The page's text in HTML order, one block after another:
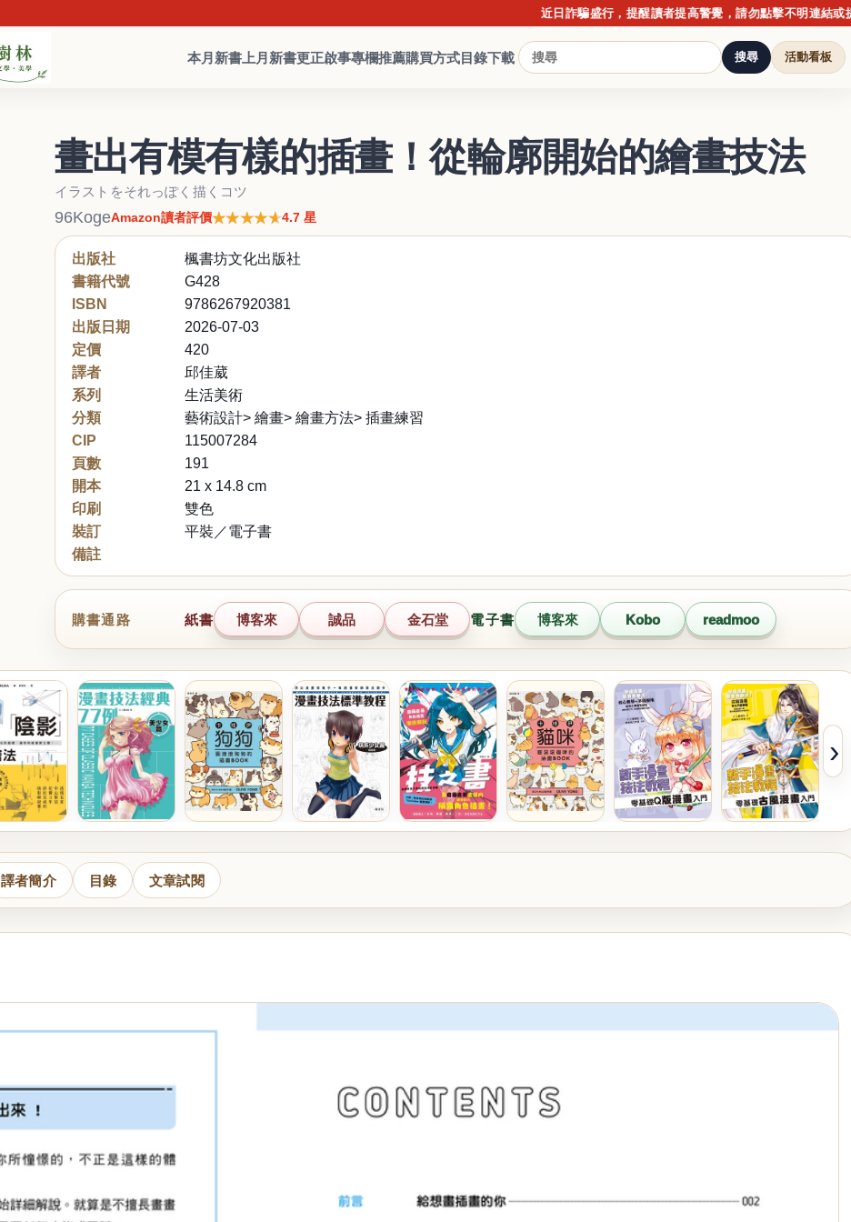
近日詐騙盛行，提醒讀者提高警覺，請勿點擊不明連結或提供
本月新書 上月新書更正啟事專欄推薦購買方式目錄下載 搜尋 活動看板
畫出有模有樣的插畫！從輪廓開始的繪畫技法
イラストをそれっぽく描くコツ
96KogeAmazon讀者評價★★★★★
★★★★★4.7 星
出版社
楓書坊文化出版社
書籍代號
G428
ISBN
9786267920381
出版日期
2026-07-03
定價
420
譯者
邱佳葳
系列
生活美術
分類
藝術設計> 繪畫> 繪畫方法> 插畫練習
CIP
115007284
頁數
191
開本
21 x 14.8 cm
印刷
雙色
裝訂
平裝／電子書
備註
購書通路 紙書 博客來 誠品 金石堂 電子書 博客來 Kobo readmoo
›
譯者簡介 目錄 文章試閱